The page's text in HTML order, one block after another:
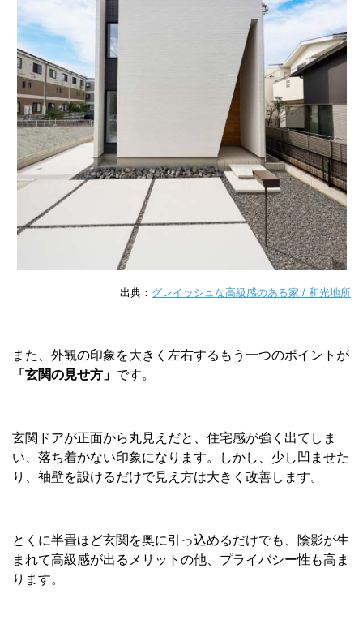
出典： グレイッシュな高級感のある家 / 和光地所
また、外観の印象を大きく左右するもう一つのポイントが
「玄関の見せ方」 です。
玄関ドアが正面から丸見えだと、住宅感が強く出てしま
い、落ち着かない印象になります。しかし、少し凹ませた
り、袖壁を設けるだけで見え方は大きく改善します。
とくに半畳ほど玄関を奥に引っ込めるだけでも、陰影が生
まれて高級感が出るメリットの他、プライバシー性も高ま
ります。